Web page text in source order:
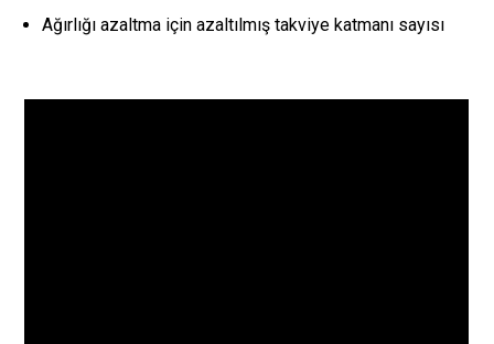
Ağırlığı azaltma için azaltılmış takviye katmanı sayısı